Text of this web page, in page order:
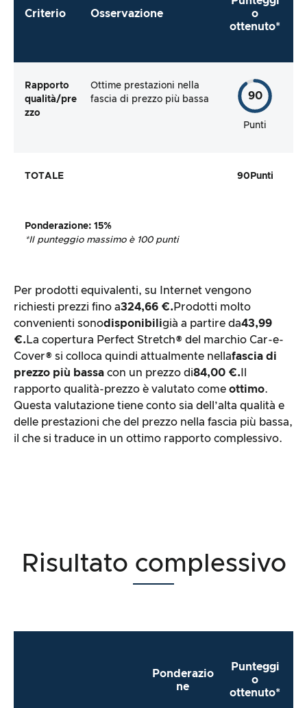
Criterio Osservazione
o
ottenuto*
Rapporto
qualità/pre
zzo
Ottime prestazioni nella
fascia di prezzo più bassa
90
Punti
TOTALE 90 Punti
Ponderazione: 15%
*Il punteggio massimo è 100 punti
Per prodotti equivalenti, su Internet vengono
richiesti prezzi fino a324,66 €.Prodotti molto
convenienti sonodisponibiligià a partire da43,99
€.La copertura Perfect Stretch® del marchio Car-e-
Cover® si colloca quindi attualmente nellafascia di
prezzo più bassa con un prezzo di84,00 €.
rapporto qualità-prezzo è valutato come ottimo.
Questa valutazione tiene conto sia dell’alta qualità e
delle prestazioni che del prezzo nella fascia più bassa,
il che si traduce in un ottimo rapporto complessivo.
Risultato complessivo
Ponderazio
ne
Punteggi
o
ottenuto*